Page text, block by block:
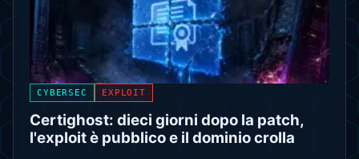
CYBERSEC EXPLOIT
Certighost: dieci giorni dopo la patch,
l'exploit è pubblico e il dominio crolla